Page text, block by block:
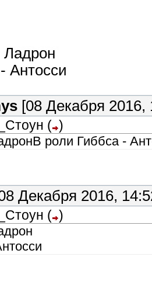
Антосси
[08 Декабря 2016,
( )
роли Гиббса -
Декабря 2016,
( )